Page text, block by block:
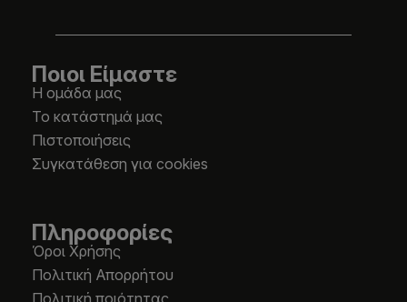
Ποιοι Είμαστε
Η ομάδα μας
Το κατάστημά μας
Πιστοποιήσεις
Συγκατάθεση για cookies
Πληροφορίες
Όροι Χρήσης
Πολιτική Απορρήτου